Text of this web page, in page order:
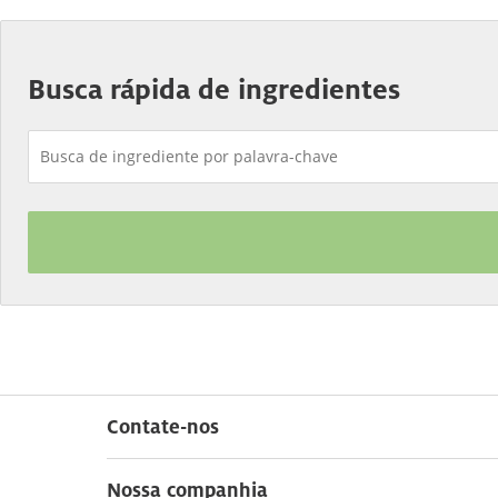
Busca rápida de ingredientes
Contate-nos
Nossa companhia